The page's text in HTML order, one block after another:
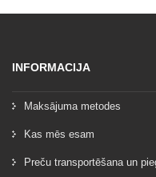
INFORMACIJA
Maksājuma metodes
Kas mēs esam
Preču transportēšana un